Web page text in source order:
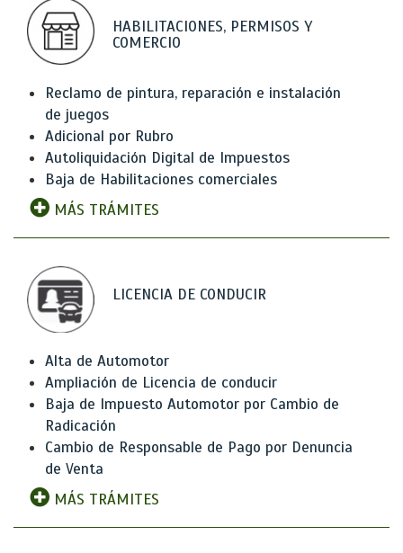
HABILITACIONES, PERMISOS Y
COMERCIO
Reclamo de pintura, reparación e instalación
de juegos
Adicional por Rubro
Autoliquidación Digital de Impuestos
Baja de Habilitaciones comerciales
MÁS TRÁMITES
LICENCIA DE CONDUCIR
Alta de Automotor
Ampliación de Licencia de conducir
Baja de Impuesto Automotor por Cambio de
Radicación
Cambio de Responsable de Pago por Denuncia
de Venta
MÁS TRÁMITES